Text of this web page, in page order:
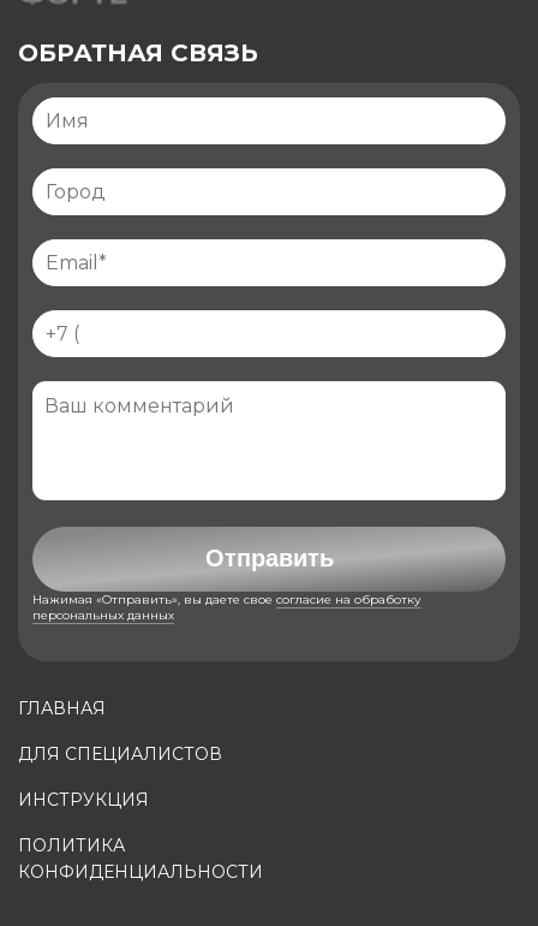
ГЛАВНАЯ
ДЛЯ СПЕЦИАЛИСТОВ
ИНСТРУКЦИЯ
ПОЛИТИКА
КОНФИДЕНЦИАЛЬНОСТИ
ОБРАТНАЯ СВЯЗЬ
Отправить
Нажимая «Отправить», вы даете свое согласие на обработку
персональных данных